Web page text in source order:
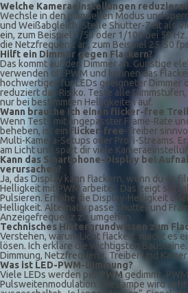
Welche Kameraeinstellungen
Wechsle in den manuellen Modus und
und Weißabgleich. Stelle Shutter-Zeit als
ein, zum Beispiel 1/50 oder 1/100 bei 50 Hz.
die Netzfrequenz an, zum Beispiel 25/50
Hilft ein Dimmer gegen Flackern?
Das kommt auf den Dimmer an. Günstige
verwenden oft PWM und können das
hochwertiger, für LEDs geeigneter Dimmer
reduziert das Risiko. Teste alle
nur bei bestimmten Helligkeiten auf.
Wann brauche ich einen flicker-free
Wenn Tests mit angepasster Frame-Rate
beheben, ist ein flicker-free-Treiber
Multi-Kamera-Setups oder Profi-Streams.
am Licht und spart dir viele
Kann das Smartphone-Display bei
verursachen?
Ja, das Display kann flackern, wenn du es
Helligkeit mit PWM arbeitet. Das zeigt sich
Pulsieren. Erhöhe die Display-Helligkeit
Helligkeit. Alternativ passe Shutter und
Anzeigefrequenz zu umgehen.
Technisches Hintergrundwissen zum
Verstehen, warum Licht flackert, macht es
lösen. Ich erkläre die wichtigsten
Dimmung, Netzfrequenz, Treiber und
Was ist LED-PWM-Dimmung?
Viele LEDs werden per
PWMgedimmt.
Pulsweitenmodulation. Die Lampe wird